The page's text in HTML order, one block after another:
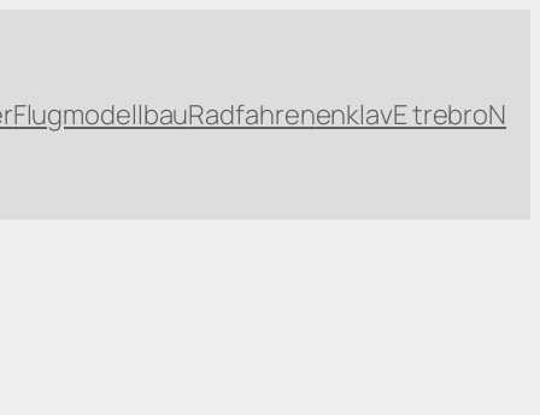
FlugmodellbauRadfahrenenklavE trebroN